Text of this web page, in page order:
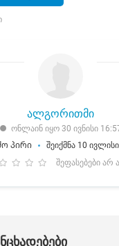
ალგორითმი
ონლაინ იყო 30 ივნისი
პირი
შეიქმნა 10
შეფასებები არ